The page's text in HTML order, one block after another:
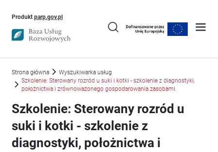
Produkt parp.gov.plUwaga, link otworzy się w nowym oknie
Strona główna
Wyszukiwarka usług
Szkolenie: Sterowany rozród u suki i kotki - szkolenie z diagnostyki,
położnictwa i zrównoważonego gospodarowania zasobami.
Szkolenie: Sterowany rozród u
suki i kotki - szkolenie z
diagnostyki, położnictwa i